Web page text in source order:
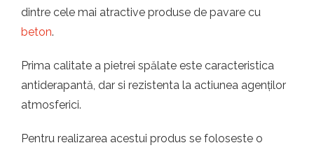
dintre cele mai atractive produse de pavare cu
beton.
Prima calitate a pietrei spălate este caracteristica
antiderapantă, dar si rezistenta la actiunea agenților
atmosferici.
Pentru realizarea acestui produs se foloseste o